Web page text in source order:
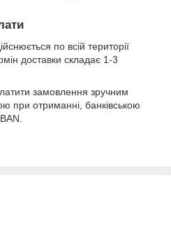
по всій території
доставки складає 1-3
замовлення зручним
при отриманні, банківською